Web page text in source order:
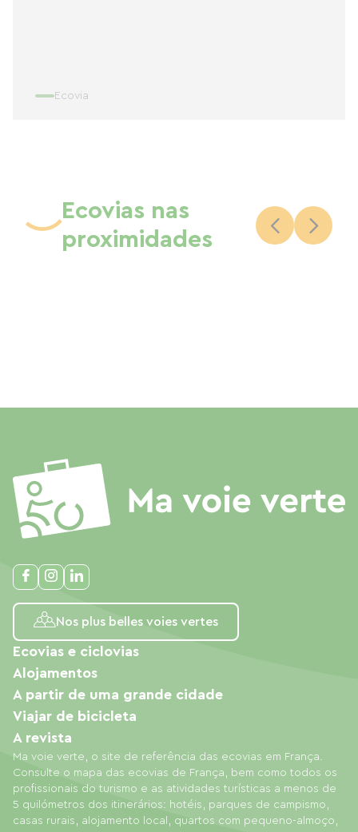
Ecovia
Ecovias nas
proximidades
Nos plus belles voies vertes
Ma voie verte, o site de referência das ecovias em França.
Consulte o mapa das ecovias de França, bem como todos os
profissionais do turismo e as atividades turísticas a menos de
5 quilómetros dos itinerários: hotéis, parques de campismo,
casas rurais, alojamento local, quartos com pequeno-almoço,
Ecovias e ciclovias
Alojamentos
A partir de uma grande cidade
Viajar de bicicleta
A revista